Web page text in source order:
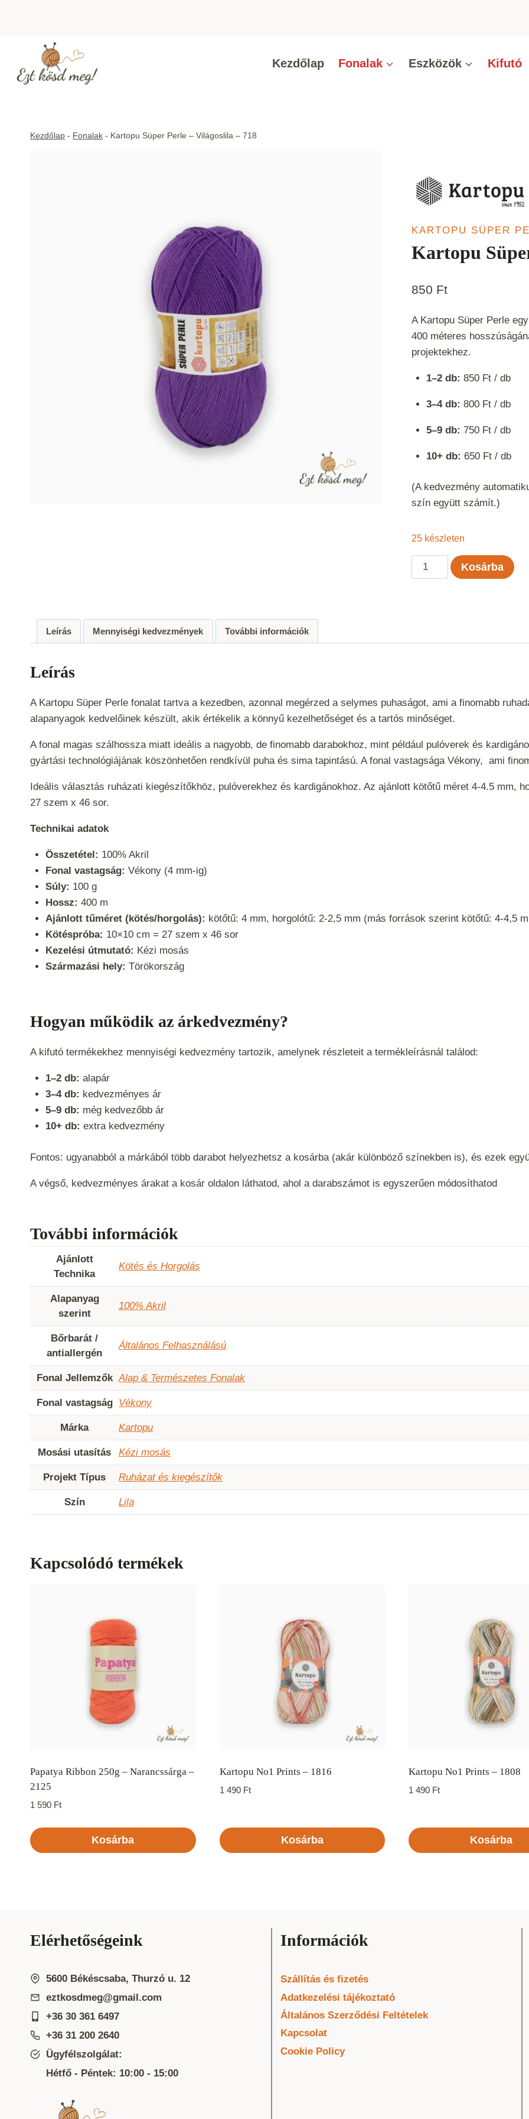
Kezdőlap Fonalak Eszközök Kifutó
Kezdőlap - Fonalak - Kartopu Süper Perle – Világoslila – 718
KARTOPU SÜPER
Kartopu
850 Ft
A Kartopu Süper Perle
400 méteres
projektekhez.
1–2 db: 850 Ft / db
3–4 db: 800 Ft / db
5–9 db: 750 Ft / db
10+ db: 650 Ft / db
(A kedvezmény
szín együtt számít.)
25 készleten
Kartopu
Süper
-
Kosárba
Leírás Mennyiségi kedvezmények További információk
Leírás
A Kartopu Süper Perle fonalat tartva a kezedben, azonnal megérzed a selymes puhaságot, ami a finomabb
alapanyagok kedvelőinek készült, akik értékelik a könnyű kezelhetőséget és a tartós minőséget.
A fonal magas szálhossza miatt ideális a nagyobb, de finomabb darabokhoz, mint például pulóverek és
gyártási technológiájának köszönhetően rendkívül puha és sima tapintású. A fonal vastagsága Vékony, ami
Ideális választás ruházati kiegészítőkhöz, pulóverekhez és kardigánokhoz. Az ajánlott kötőtű méret 4-4.5 mm,
27 szem x 46 sor.
Technikai adatok
Összetétel: 100% Akril
Fonal vastagság: Vékony (4 mm-ig)
Súly: 100 g
Hossz: 400 m
Ajánlott tűméret (kötés/horgolás): kötőtű: 4 mm, horgolótű: 2-2,5 mm (más források szerint kötőtű: 4-4,5
Kötéspróba: 10×10 cm = 27 szem x 46 sor
Kezelési útmutató: Kézi mosás
Származási hely: Törökország
Hogyan működik az árkedvezmény?
A kifutó termékekhez mennyiségi kedvezmény tartozik, amelynek részleteit a termékleírásnál találod:
1–2 db: alapár
3–4 db: kedvezményes ár
5–9 db: még kedvezőbb ár
10+ db: extra kedvezmény
Fontos: ugyanabból a márkából több darabot helyezhetsz a kosárba (akár különböző színekben is), és ezek
A végső, kedvezményes árakat a kosár oldalon láthatod, ahol a darabszámot is egyszerűen módosíthatod
További információk
Ajánlott
Technika
Kötés és Horgolás
Alapanyag
szerint
100% Akril
Bőrbarát /
antiallergén
Általános Felhasználású
Fonal Jellemzők Alap & Természetes Fonalak
Fonal vastagság Vékony
Márka Kartopu
Mosási utasítás Kézi mosás
Projekt Típus Ruházat és kiegészítők
Szín Lila
Kapcsolódó termékek
Papatya Ribbon 250g – Narancssárga –
2125
1 590 Ft
Kosárba
Kartopu No1 Prints – 1816
1 490 Ft
Kosárba
Kartopu No1 Prints – 1808
1 490 Ft
Kosárba
Elérhetőségeink
5600 Békéscsaba, Thurzó u. 12
eztkosdmeg@gmail.com
+36 30 361 6497
+36 31 200 2640
Ügyfélszolgálat:
Hétfő - Péntek: 10:00 - 15:00
Információk
Szállítás és fizetés
Adatkezelési tájékoztató
Általános Szerződési Feltételek
Kapcsolat
Cookie Policy